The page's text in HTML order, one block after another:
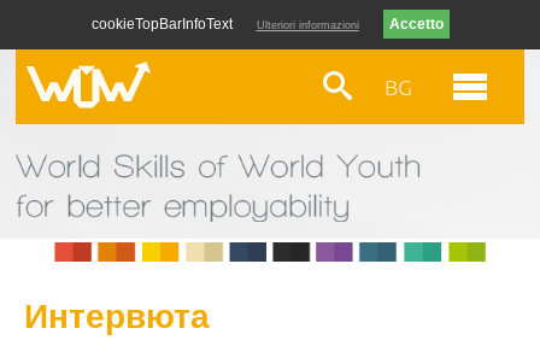
BG
Интервюта
cookieTopBarInfoText Ulteriori informazioni